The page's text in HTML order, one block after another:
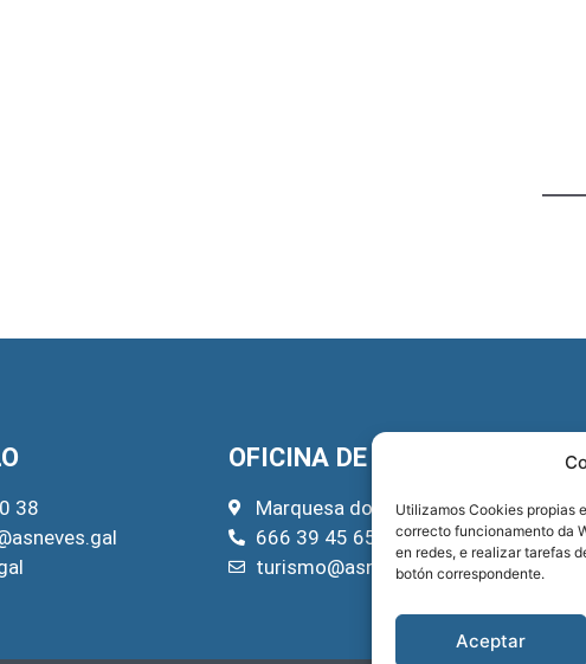
Utilizamos Cookies propias
correcto funcionamento da
en redes, e realizar tarefas
botón correspondente.
Aceptar
38
OFICINA DE TURISMO
Marquesa do Pazo, 22
666 39 45 65
turismo@asneves.gal